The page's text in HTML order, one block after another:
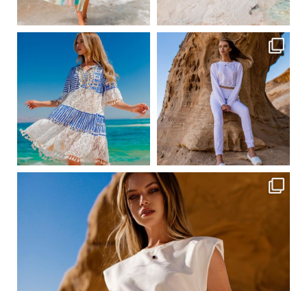
Сер 31 Сер 31
ebutikpl
Сер 24
ebutikpl
ebutikpl
Сер 23